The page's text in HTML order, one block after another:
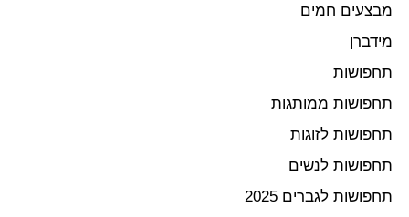
מבצעים חמים
מידברן
תחפושות
תחפושות ממותגות
תחפושות לזוגות
תחפושות לנשים
תחפושות לגברים 2025